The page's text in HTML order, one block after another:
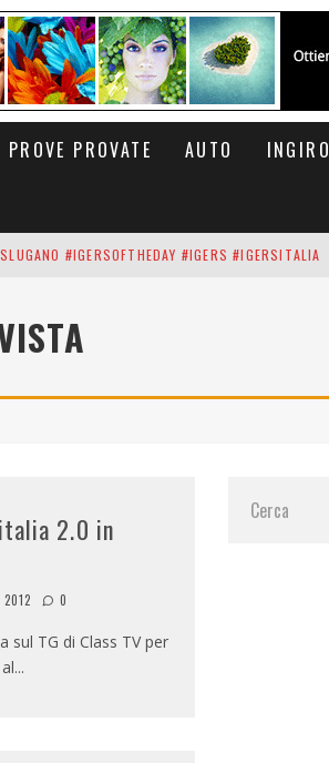
PROVE PROVATE AUTO INGIRO
#IGERSOFTHEDAY #IGERS #IGERSITALIA
#IGERS #IGERSMILANO #IGERSOFTHEDAY
2.0 in
0
TG di Class TV per
...